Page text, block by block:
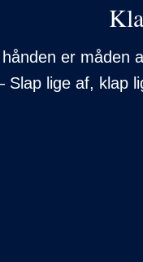
er måden
Slap lige af, klap